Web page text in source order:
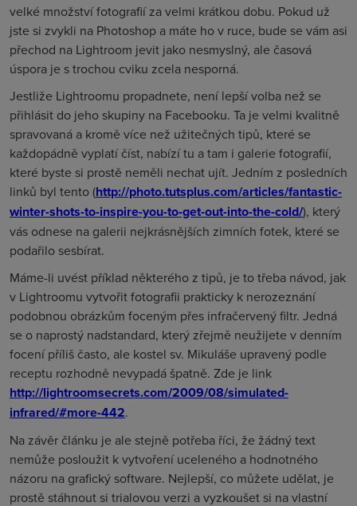
velké množství fotografií za velmi krátkou dobu. Pokud už
jste si zvykli na Photoshop a máte ho v ruce, bude se vám asi
přechod na Lightroom jevit jako nesmyslný, ale časová
úspora je s trochou cviku zcela nesporná.
Jestliže Lightroomu propadnete, není lepší volba než se
přihlásit do jeho skupiny na Facebooku. Ta je velmi kvalitně
spravovaná a kromě více než užitečných tipů, které se
každopádně vyplatí číst, nabízí tu a tam i galerie fotografií,
které byste si prostě neměli nechat ujít. Jedním z posledních
linků byl tento (http://photo.tutsplus.com/articles/fantastic-
winter-shots-to-inspire-you-to-get-out-into-the-cold/), který
vás odnese na galerii nejkrásnějších zimních fotek, které se
podařilo sesbírat.
Máme-li uvést příklad některého z tipů, je to třeba návod, jak
v Lightroomu vytvořit fotografii prakticky k nerozeznání
podobnou obrázkům foceným přes infračervený filtr. Jedná
se o naprostý nadstandard, který zřejmě neužijete v denním
focení příliš často, ale kostel sv. Mikuláše upravený podle
receptu rozhodně nevypadá špatně. Zde je link
http://lightroomsecrets.com/2009/08/simulated-
infrared/#more-442.
Na závěr článku je ale stejně potřeba říci, že žádný text
nemůže posloužit k vytvoření uceleného a hodnotného
názoru na grafický software. Nejlepší, co můžete udělat, je
prostě stáhnout si trialovou verzi a vyzkoušet si na vlastní